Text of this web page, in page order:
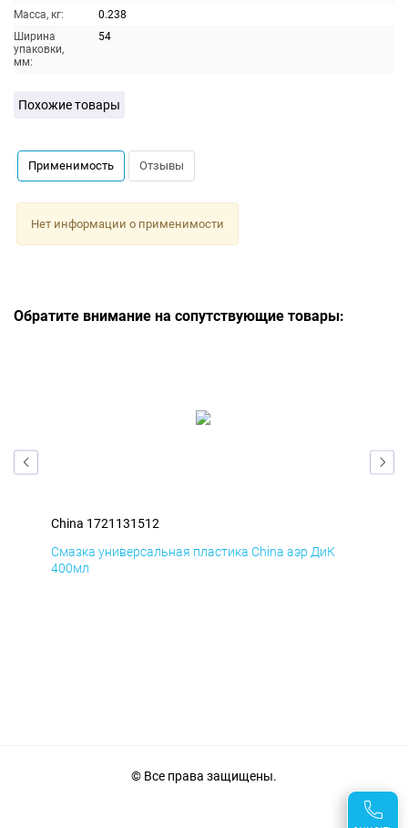
Масса, кг:
0.238
Ширина
упаковки,
мм:
54
Похожие товары
Применимость Отзывы
Нет информации о применимости
Обратите внимание на сопутствующие товары:
China 1721131512
Смазка универсальная пластика China аэр ДиК
400мл
© Все права защищены.